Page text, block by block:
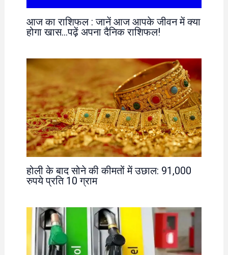
आज का राशिफल : जानें आज आपके जीवन में क्या
होगा खास…पढ़ें अपना दैनिक राशिफल!
होली के बाद सोने की कीमतों में उछाल: 91,000
रुपये प्रति 10 ग्राम